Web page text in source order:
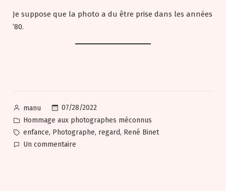
Je suppose que la photo a du être prise dans les années
’80.
Posted
by
manu
07/28/2022
Posted
in
Hommage aux photographes méconnus
Tags:
enfance, Photographe, regard, René Binet
Un commentaire